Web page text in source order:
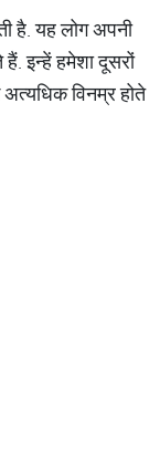
है. यह लोग अपनी
इन्हें हमेशा दूसरों
विनम्र होते